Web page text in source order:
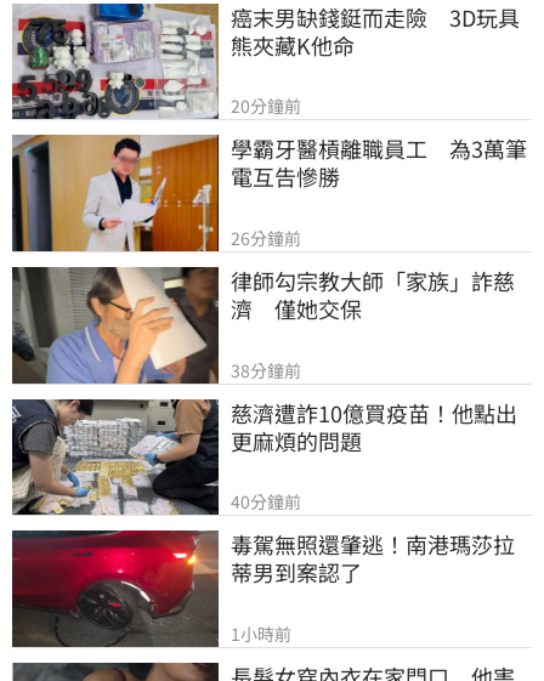
癌末男缺錢鋌而走險　3D玩具
熊夾藏K他命
20分鐘前
學霸牙醫槓離職員工　為3萬筆
電互告慘勝
26分鐘前
律師勾宗教大師「家族」詐慈
濟　僅她交保
38分鐘前
慈濟遭詐10億買疫苗！他點出
更麻煩的問題
40分鐘前
毒駕無照還肇逃！南港瑪莎拉
蒂男到案認了
1小時前